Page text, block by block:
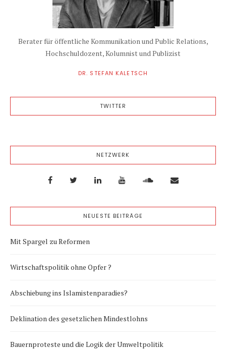
Berater für öffentliche Kommunikation und Public Relations,
Hochschuldozent, Kolumnist und Publizist
DR. STEFAN KALETSCH
TWITTER
NETZWERK
NEUESTE BEITRÄGE
Mit Spargel zu Reformen
Wirtschaftspolitik ohne Opfer ?
Abschiebung ins Islamistenparadies?
Deklination des gesetzlichen Mindestlohns
Bauernproteste und die Logik der Umweltpolitik